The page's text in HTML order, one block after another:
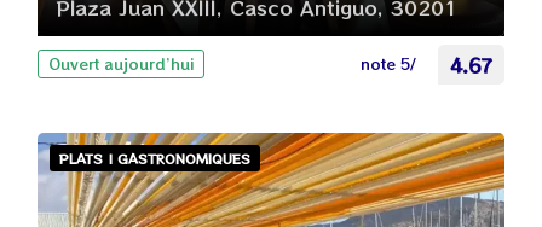
Plaza Juan XXIII, Casco Antiguo, 30201
Ouvert aujourd’hui note 5/ 4.67
PLATS | GASTRONOMIQUES